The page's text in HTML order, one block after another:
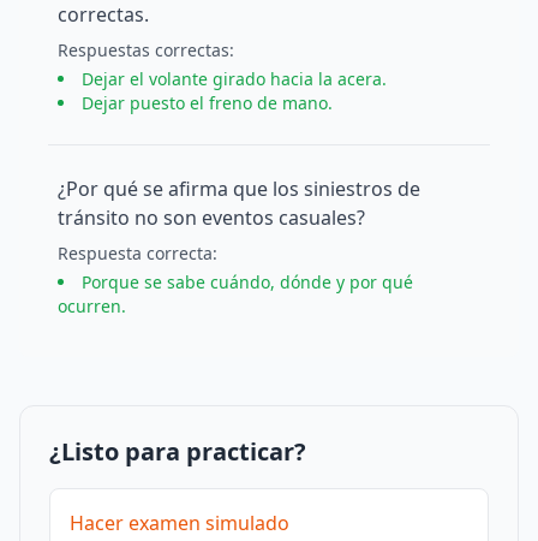
correctas.
Respuestas correctas:
Dejar el volante girado hacia la acera.
Dejar puesto el freno de mano.
¿Por qué se afirma que los siniestros de
tránsito no son eventos casuales?
Respuesta correcta:
Porque se sabe cuándo, dónde y por qué
ocurren.
¿Listo para practicar?
Hacer examen simulado